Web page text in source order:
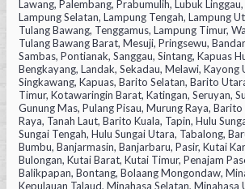
Lawang, Palembang, Prabumulih, Lubuk
Lampung Selatan, Lampung Tengah, Lampung
Tulang Bawang, Tenggamus, Lampung Timur,
Tulang Bawang Barat, Mesuji, Pringsewu,
Sambas, Pontianak, Sanggau, Sintang, Kapuas
Bengkayang, Landak, Sekadau, Melawi, Kayong
Singkawang, Kapuas, Barito Selatan, Barito
Timur, Kotawaringin Barat, Katingan, Seruyan,
Gunung Mas, Pulang Pisau, Murung Raya,
Raya, Tanah Laut, Barito Kuala, Tapin, Hulu
Sungai Tengah, Hulu Sungai Utara, Tabalong,
Bumbu, Banjarmasin, Banjarbaru, Pasir, Kutai
Bulongan, Kutai Barat, Kutai Timur, Penajam
Balikpapan, Bontang, Bolaang Mongondaw,
Kepulauan Talaud, Minahasa Selatan, Minahasa